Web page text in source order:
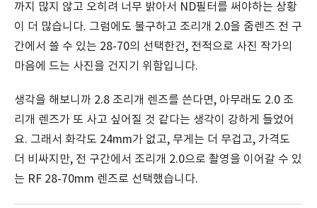
까지 많지 않고 오히려 너무 밝아서 ND필터를 써야하는 상황
이 더 많습니다. 그럼에도 불구하고 조리개 2.0을 줌렌즈 전 구
간에서 쓸 수 있는 28-70의 선택한건, 전적으로 사진 작가의
마음에 드는 사진을 건지기 위함입니다.
생각을 해보니까 2.8 조리개 렌즈를 쓴다면, 아무래도 2.0 조
리개 렌즈가 또 사고 싶어질 것 같다는 생각이 강하게 들었어
요. 그래서 화각도 24mm가 없고, 무게는 더 무겁고, 가격도
더 비싸지만, 전 구간에서 조리개 2.0으로 촬영을 이어갈 수 있
는 RF 28-70mm 렌즈로 선택했습니다.